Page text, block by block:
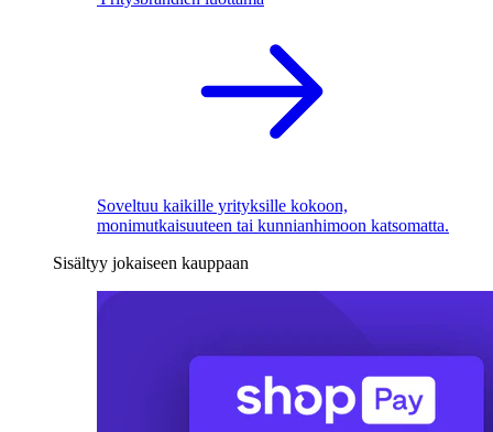
Soveltuu kaikille yrityksille kokoon,
monimutkaisuuteen tai kunnianhimoon katsomatta.
Sisältyy jokaiseen kauppaan